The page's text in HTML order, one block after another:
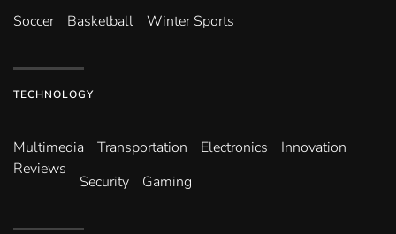
Soccer
Basketball Winter Sports
TECHNOLOGY
Multimedia Transportation Electronics
Innovation
Reviews
Security Gaming